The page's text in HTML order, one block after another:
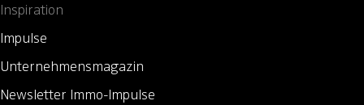
Inspiration
Impulse
Unternehmensmagazin
Newsletter Immo-Impulse